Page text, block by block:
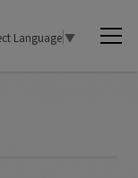
Language▼